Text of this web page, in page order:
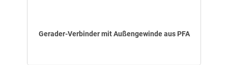
Gerader-Verbinder mit Außengewinde aus PFA